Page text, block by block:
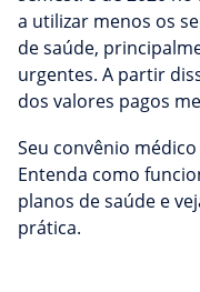
a utilizar menos os
de saúde,
urgentes. A partir
dos valores pagos
Seu convênio
Entenda como
planos de saúde e
prática.